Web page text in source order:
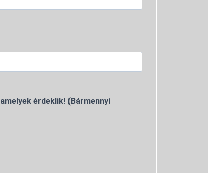
érdeklik! (Bármennyi